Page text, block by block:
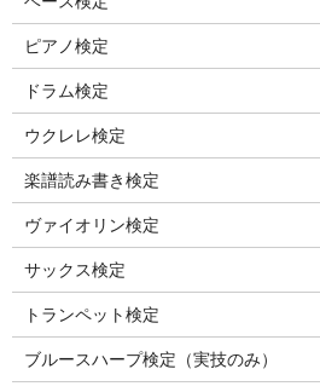
ピアノ検定
ドラム検定
ウクレレ検定
楽譜読み書き検定
ヴァイオリン検定
サックス検定
トランペット検定
ブルースハープ検定（実技のみ）